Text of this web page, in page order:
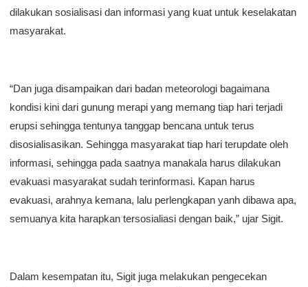
dilakukan sosialisasi dan informasi yang kuat untuk keselakatan
masyarakat.
“Dan juga disampaikan dari badan meteorologi bagaimana
kondisi kini dari gunung merapi yang memang tiap hari terjadi
erupsi sehingga tentunya tanggap bencana untuk terus
disosialisasikan. Sehingga masyarakat tiap hari terupdate oleh
informasi, sehingga pada saatnya manakala harus dilakukan
evakuasi masyarakat sudah terinformasi. Kapan harus
evakuasi, arahnya kemana, lalu perlengkapan yanh dibawa apa,
semuanya kita harapkan tersosialiasi dengan baik,” ujar Sigit.
Dalam kesempatan itu, Sigit juga melakukan pengecekan